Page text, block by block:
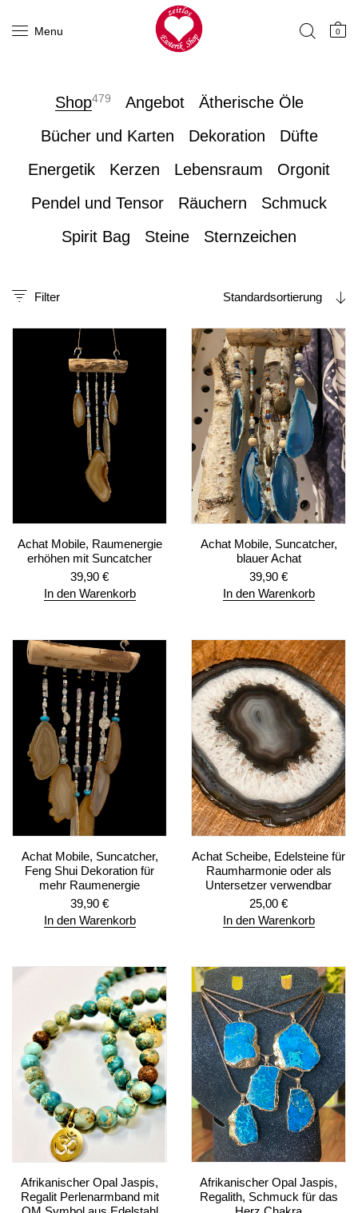
Menu 0
Filter
Shop479 Angebot
Ätherische Öle
Bücher und Karten
Dekoration
Düfte
Energetik
Kerzen Lebensraum
Orgonit
Pendel und Tensor
Räuchern
Schmuck
Spirit Bag
Steine Sternzeichen
Standardsortierung
Achat Mobile, Raumenergie
erhöhen mit Suncatcher
39,90 €
In den Warenkorb
Achat Mobile, Suncatcher,
blauer Achat
39,90 €
In den Warenkorb
Achat Mobile, Suncatcher,
Feng Shui Dekoration für
mehr Raumenergie
39,90 €
In den Warenkorb
Achat Scheibe, Edelsteine für
Raumharmonie oder als
Untersetzer verwendbar
25,00 €
In den Warenkorb
Afrikanischer Opal Jaspis,
Regalit Perlenarmband mit
Afrikanischer Opal Jaspis,
Regalith, Schmuck für das